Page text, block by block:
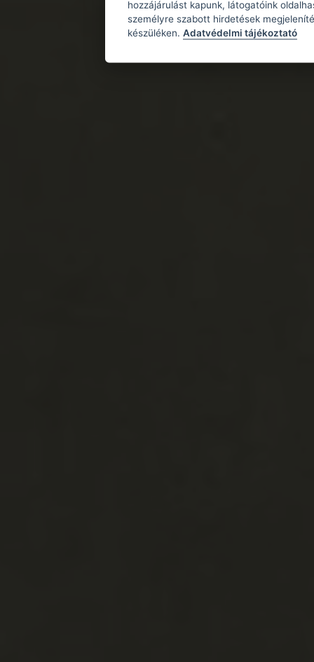
hozzájárulást kapunk, látogatóink
személyre szabott hirdetések
készüléken. Adatvédelmi tájékoztató